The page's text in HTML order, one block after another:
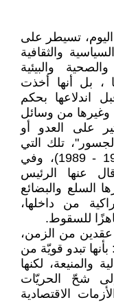
اليوم، تسيطر على
والثقافية
والبيئية
، بل أنها أخذت
اندلاعها بحكم
وغيرها من وسائل
على العدو أو
تلك التي
استخدمت خلال الحرب الباردة (1946 - 1989)، وفي
عنها الرئيس
السلع والبضائع
من داخلها،
للسقوط.
عقدين من الزمن،
تبدو قويّة من
والمنيعة، لكنها
شحّ الحريّات
الاقتصادية